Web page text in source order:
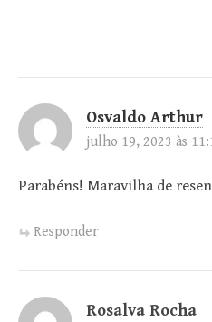
Osvaldo Arthur
julho 19, 2023 às
Parabéns! Maravilha de
Responder
Rosalva Rocha